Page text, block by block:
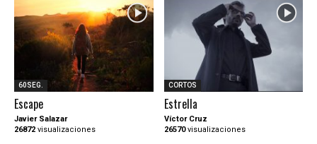
60SEG.
Escape
Javier Salazar
26872 visualizaciones
CORTOS
Estrella
Víctor Cruz
26570visualizaciones